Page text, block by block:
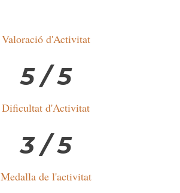
Valoració d'Activitat
5 / 5
Dificultat d'Activitat
3 / 5
Medalla de l'activitat